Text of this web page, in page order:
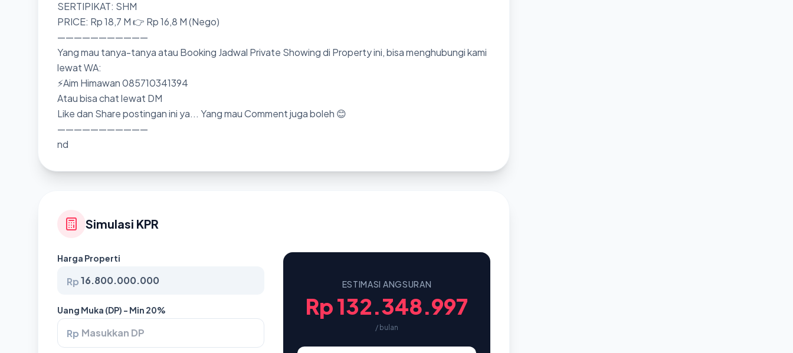
SERTIPIKAT: SHM
PRICE: Rp 18,7 M 👉 Rp 16,8 M (Nego)
———————————
Yang mau tanya-tanya atau Booking Jadwal Private Showing di Property ini, bisa menghubungi kami
lewat WA:
⚡Aim Himawan 085710341394
Atau bisa chat lewat DM
Like dan Share postingan ini ya... Yang mau Comment juga boleh 😊
———————————
nd
Simulasi KPR
Harga Properti
Rp
Uang Muka (DP) - Min 20%
Rp
ESTIMASI ANGSURAN
Rp 132.348.997
/ bulan